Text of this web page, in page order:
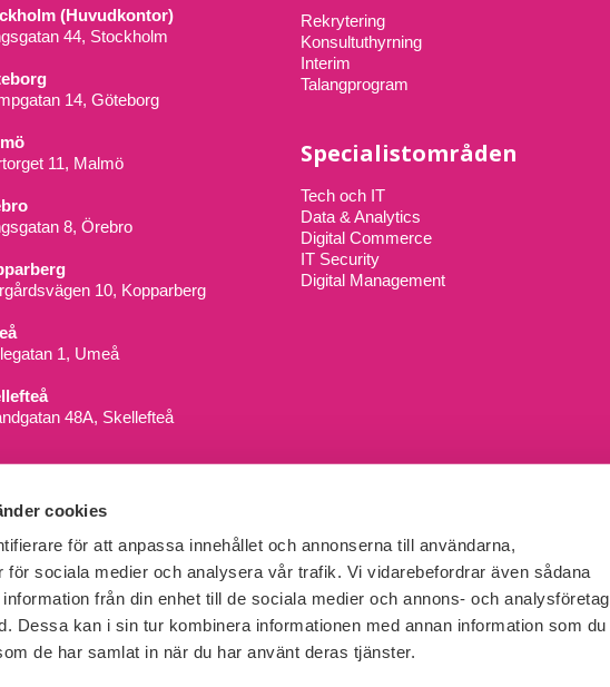
cookies
för att anpassa innehållet och annonserna till användarna,
för sociala medier och analysera vår trafik. Vi vidarebefordrar även sådana
från din enhet till de sociala medier och annons- och analysföretag
Dessa kan i sin tur kombinera informationen med annan information som du
de har samlat in när du har använt deras tjänster.
(Huvudkontor)
44, Stockholm
14, Göteborg
11, Malmö
8, Örebro
10, Kopparberg
1, Umeå
48A, Skellefteå
Rekrytering
Konsultuthyrning
Interim
Talangprogram
Specialistområden
Tech och IT
Data & Analytics
Digital Commerce
IT Security
Digital Management
Ada Digital är en del i företagsgruppenKey People Group